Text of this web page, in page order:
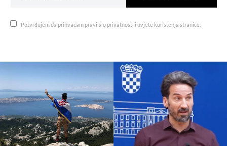
Potvrđujem da prihvaćam pravila o privatnosti i uvjete korištenja stranice.